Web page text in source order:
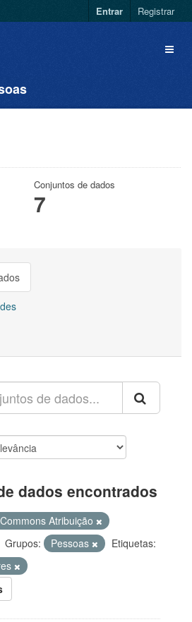
Entrar Registrar
Conjuntos de dados
7
dados encontrados
Atribuição
Grupos: Pessoas
Etiquetas: